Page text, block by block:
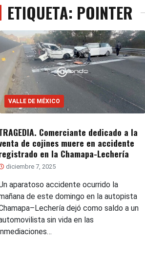
ETIQUETA: POINTER
VALLE DE MÉXICO
Comerciante dedicado a la
de cojines muere en accidente
en la Chamapa-Lechería
diciembre 7, 2025
aparatoso accidente ocurrido la
de este domingo en la autopista
dejó como saldo a un
sin vida en las